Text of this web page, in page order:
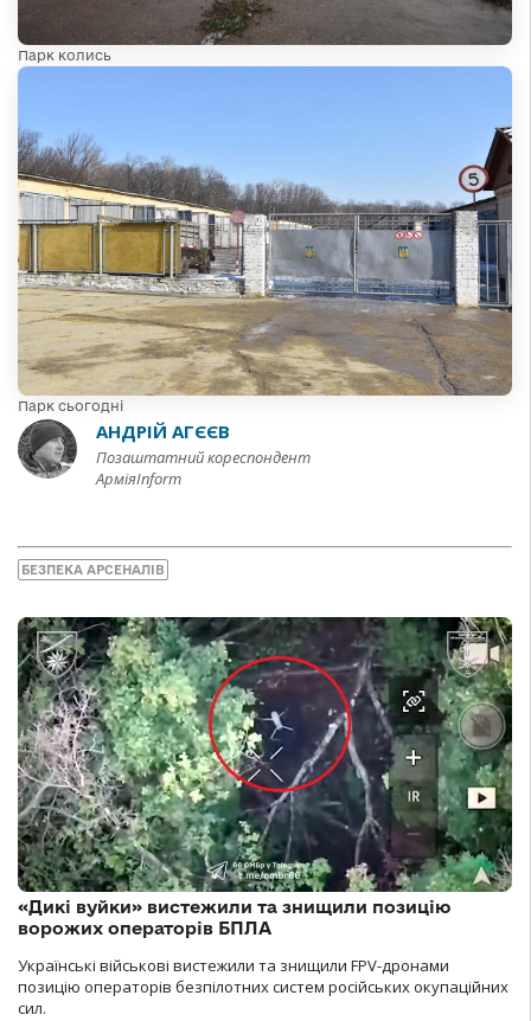
Парк колись
Парк сьогодні
АНДРІЙ АГЄЄВ
Позаштатний кореспондент
АрміяInform
БЕЗПЕКА АРСЕНАЛІВ
«Дикі вуйки» вистежили та знищили позицію
ворожих операторів БПЛА
Українські військові вистежили та знищили FPV-дронами
позицію операторів безпілотних систем російських окупаційних
сил.